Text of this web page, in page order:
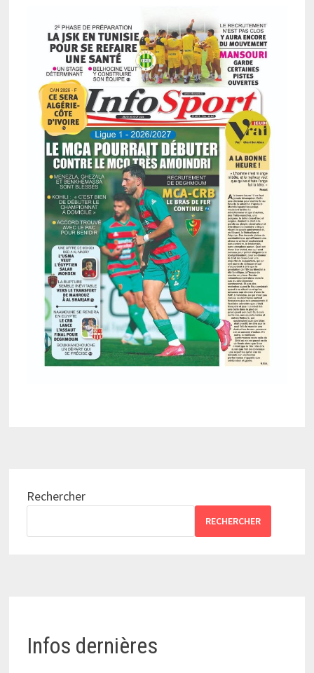
Rechercher
RECHERCHER
Infos dernières